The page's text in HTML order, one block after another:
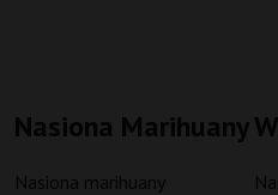
Nasiona Marihuany
Nasiona marihuany